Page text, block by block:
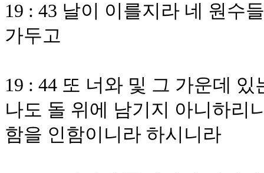
19 : 43 날이 이를지라 네 원수
가두고
19 : 44 또 너와 및 그 가운데
나도 돌 위에 남기지 아니하리
함을 인함이니라 하시니라